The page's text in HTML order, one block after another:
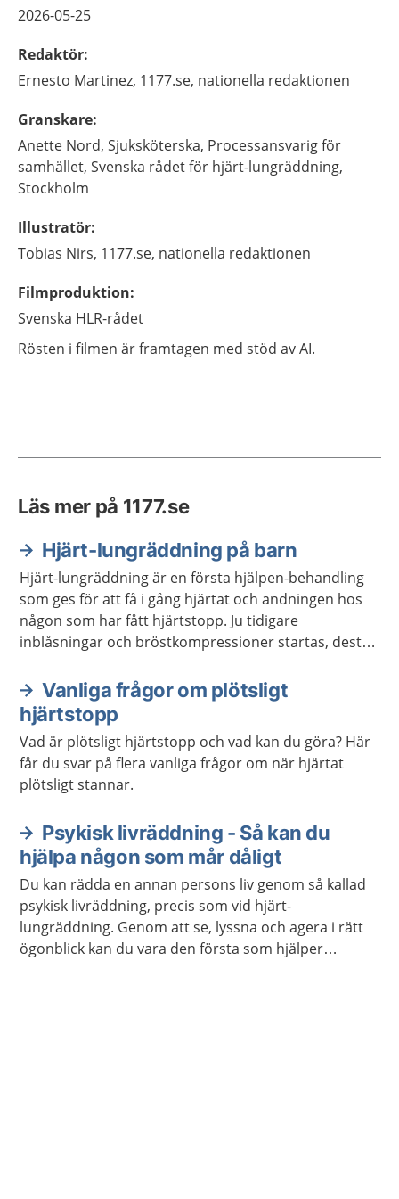
2026-05-25
Redaktör:
Ernesto Martinez, 1177.se, nationella redaktionen
Granskare:
Anette Nord, Sjuksköterska, Processansvarig för
samhället, Svenska rådet för hjärt-lungräddning,
Stockholm
Illustratör:
Tobias Nirs, 1177.se, nationella redaktionen
Filmproduktion:
Svenska HLR-rådet
Rösten i filmen är framtagen med stöd av AI.
Läs mer på 1177.se
Hjärt-lungräddning på barn
Hjärt-lungräddning är en första hjälpen-behandling
som ges för att få i gång hjärtat och andningen hos
någon som har fått hjärtstopp. Ju tidigare
inblåsningar och bröstkompressioner startas, desto
lungräddning brukar förkortas HLR.
Vanliga frågor om plötsligt
hjärtstopp
Vad är plötsligt hjärtstopp och vad kan du göra? Här
får du svar på flera vanliga frågor om när hjärtat
plötsligt stannar.
Psykisk livräddning - Så kan du
hjälpa någon som mår dåligt
Du kan rädda en annan persons liv genom så kallad
psykisk livräddning, precis som vid hjärt-
lungräddning. Genom att se, lyssna och agera i rätt
ögonblick kan du vara den första som hjälper